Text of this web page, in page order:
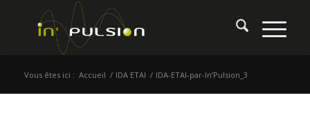
Vous êtes ici : Accueil / IDA ETAI / IDA-ETAI-par-In’Pulsion_3